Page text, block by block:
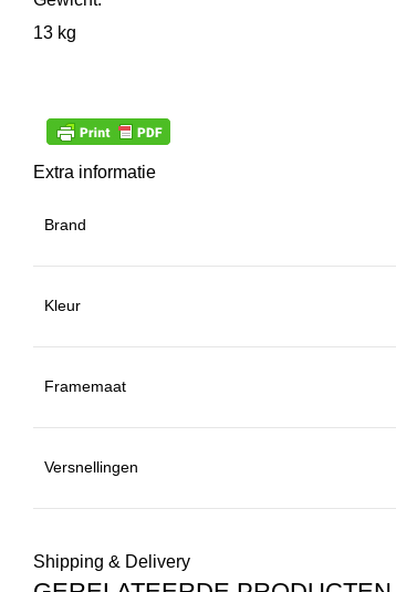
13 kg
Extra informatie
Brand
Kleur
Framemaat
Versnellingen
Shipping & Delivery